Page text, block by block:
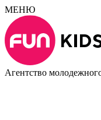
МЕНЮ
Агентство